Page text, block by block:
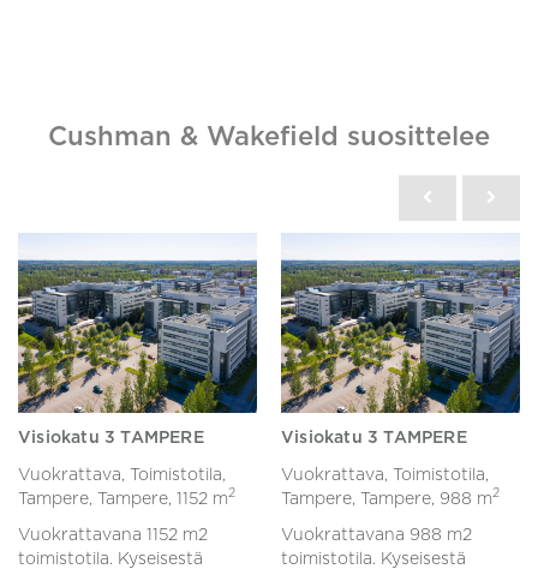
Cushman & Wakefield suosittelee
Visiokatu 3 TAMPERE
Vuokrattava, Toimistotila,
Tampere, Tampere, 1152 m2
Vuokrattavana 1152 m2
toimistotila. Kyseisestä
Visiokatu 3 TAMPERE
Vuokrattava, Toimistotila,
Tampere, Tampere, 988 m2
Vuokrattavana 988 m2
toimistotila. Kyseisestä